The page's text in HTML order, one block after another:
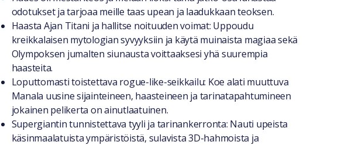
odotukset ja tarjoaa meille taas upean ja laadukkaan teoksen.
Haasta Ajan Titani ja hallitse noituuden voimat: Uppoudu
kreikkalaisen mytologian syvyyksiin ja käytä muinaista magiaa sekä
Olympoksen jumalten siunausta voittaaksesi yhä suurempia
haasteita.
Loputtomasti toistettava rogue-like-seikkailu: Koe alati muuttuva
Manala uusine sijainteineen, haasteineen ja tarinatapahtumineen
jokainen pelikerta on ainutlaatuinen.
Supergiantin tunnistettava tyyli ja tarinankerronta: Nauti upeista
käsinmaalatuista ympäristöistä, sulavista 3D-hahmoista ja